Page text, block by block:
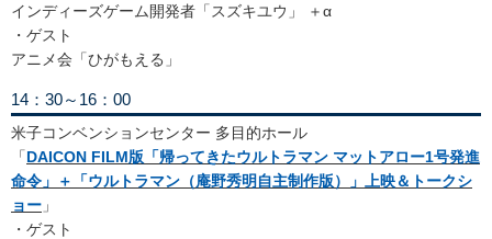
インディーズゲーム開発者「スズキユウ」 ＋α
・ゲスト
アニメ会「ひがもえる」
14：30～16：00
米子コンベンションセンター 多目的ホール
「DAICON FILM版「帰ってきたウルトラマン マットアロー1号発進
命令」＋「ウルトラマン（庵野秀明自主制作版）」上映＆トークシ
ョー 」
・ゲスト